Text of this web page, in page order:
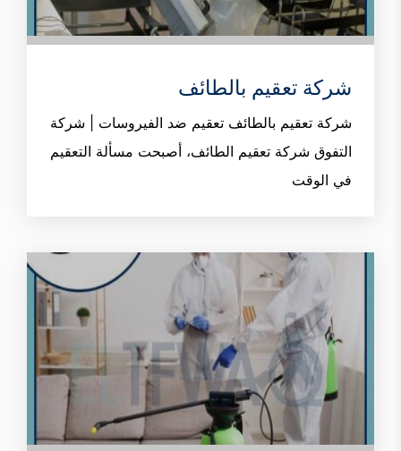
شركة تعقيم بالطائف
شركة تعقيم بالطائف تعقيم ضد الفيروسات | شركة
التفوق شركة تعقيم الطائف، أصبحت مسألة التعقيم
في الوقت